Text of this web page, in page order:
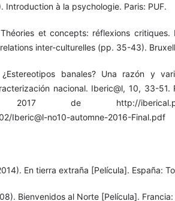
Introduction à la psychologie. Paris: PUF.
et concepts: réflexions critiques.
inter-culturelles (pp. 35-43).
banales? Una razón y
nacional. Iberic@l, 10, 33-51.
de http://iberical.paris-
Iberic@l-no10-automne-2016-Final.pdf
En tierra extraña [Película]. España:
Bienvenidos al Norte [Película].